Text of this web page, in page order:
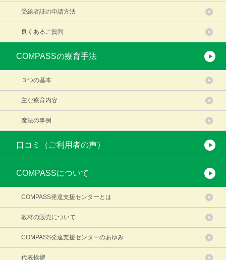
受給者証の申請方法
良くあるご質問
COMPASSの療育手法
３つの基本
主な療育内容
魔法の事例
口コミ（ご利用者の声）
COMPASSについて
COMPASS発達支援センターとは
教材の販売について
COMPASS発達支援センターのあゆみ
代表挨拶